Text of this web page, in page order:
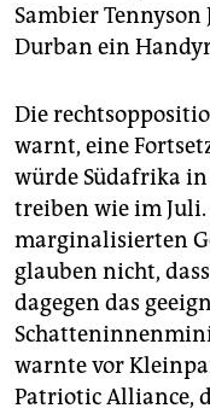
Sambier
Durban ein
Die
warnt, eine
würde Südafrika
treiben wie im Juli.
marginalisierten
glauben nicht,
dagegen das
warnte vor
Patriotic Alliance,